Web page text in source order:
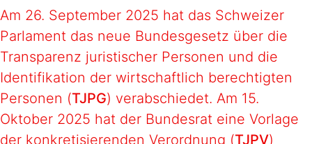
Am 26. September 2025 hat das Schweizer
Parlament das neue Bundesgesetz über die
Transparenz juristischer Personen und die
Identifikation der wirtschaftlich berechtigten
Personen (TJPG) verabschiedet. Am 15.
Oktober 2025 hat der Bundesrat eine Vorlage
der konkretisierenden Verordnung (TJPV)